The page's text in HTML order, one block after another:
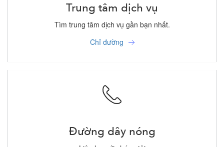
Trung tâm dịch vụ
Tìm trung tâm dịch vụ gần bạn nhất.
Chỉ đường
Đường dây nóng